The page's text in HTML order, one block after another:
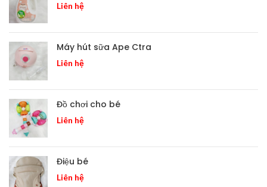
Liên hệ
Máy hút sữa Ape Ctra
Liên hệ
Đồ chơi cho bé
Liên hệ
Điệu bé
Liên hệ